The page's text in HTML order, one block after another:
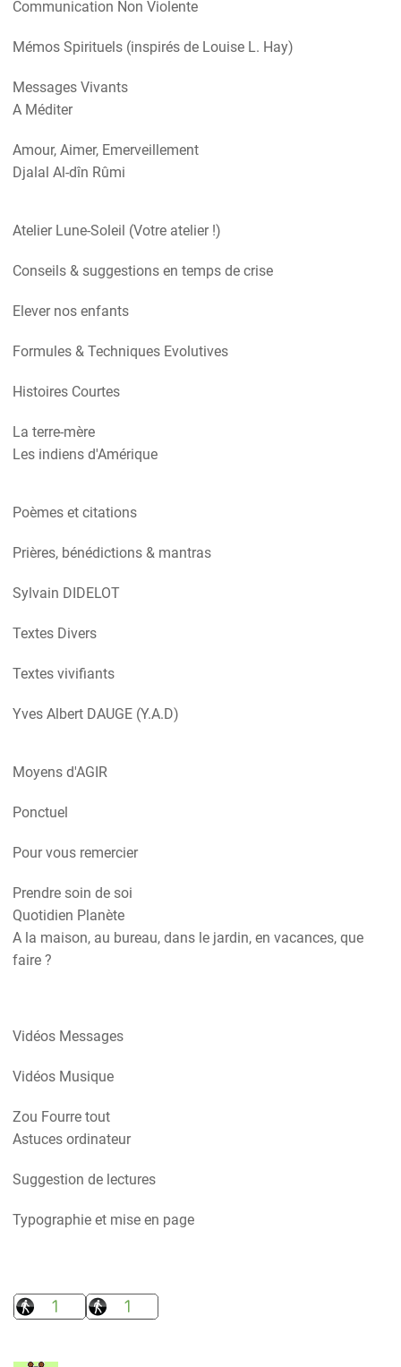
Communication Non Violente
Mémos Spirituels (inspirés de Louise L. Hay)
Messages Vivants
A Méditer
Amour, Aimer, Emerveillement
Djalal Al-dîn Rûmi
Atelier Lune-Soleil (Votre atelier !)
Conseils & suggestions en temps de crise
Elever nos enfants
Formules & Techniques Evolutives
Histoires Courtes
La terre-mère
Les indiens d'Amérique
Poèmes et citations
Prières, bénédictions & mantras
Sylvain DIDELOT
Textes Divers
Textes vivifiants
Yves Albert DAUGE (Y.A.D)
Moyens d'AGIR
Ponctuel
Pour vous remercier
Prendre soin de soi
Quotidien Planète
A la maison, au bureau, dans le jardin, en vacances, que
faire ?
Vidéos Messages
Vidéos Musique
Zou Fourre tout
Astuces ordinateur
Suggestion de lectures
Typographie et mise en page